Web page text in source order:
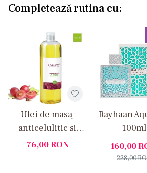
Completează rutina cu:
Ulei de masaj
anticelulitic si
drenant Samburi
76,00RON
Rayhaan
100ml
160,00
228,00